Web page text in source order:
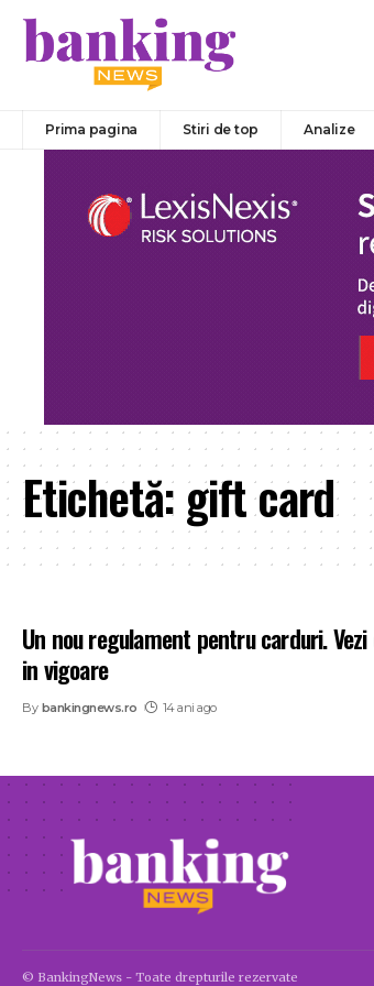
Prima pagina Stiri de top Analize
Etichetă: gift card
Un nou regulament pentru carduri.
in vigoare
By bankingnews.ro 14 ani ago
© BankingNews - Toate drepturile rezervate